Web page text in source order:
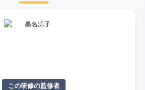
この研修の監修者